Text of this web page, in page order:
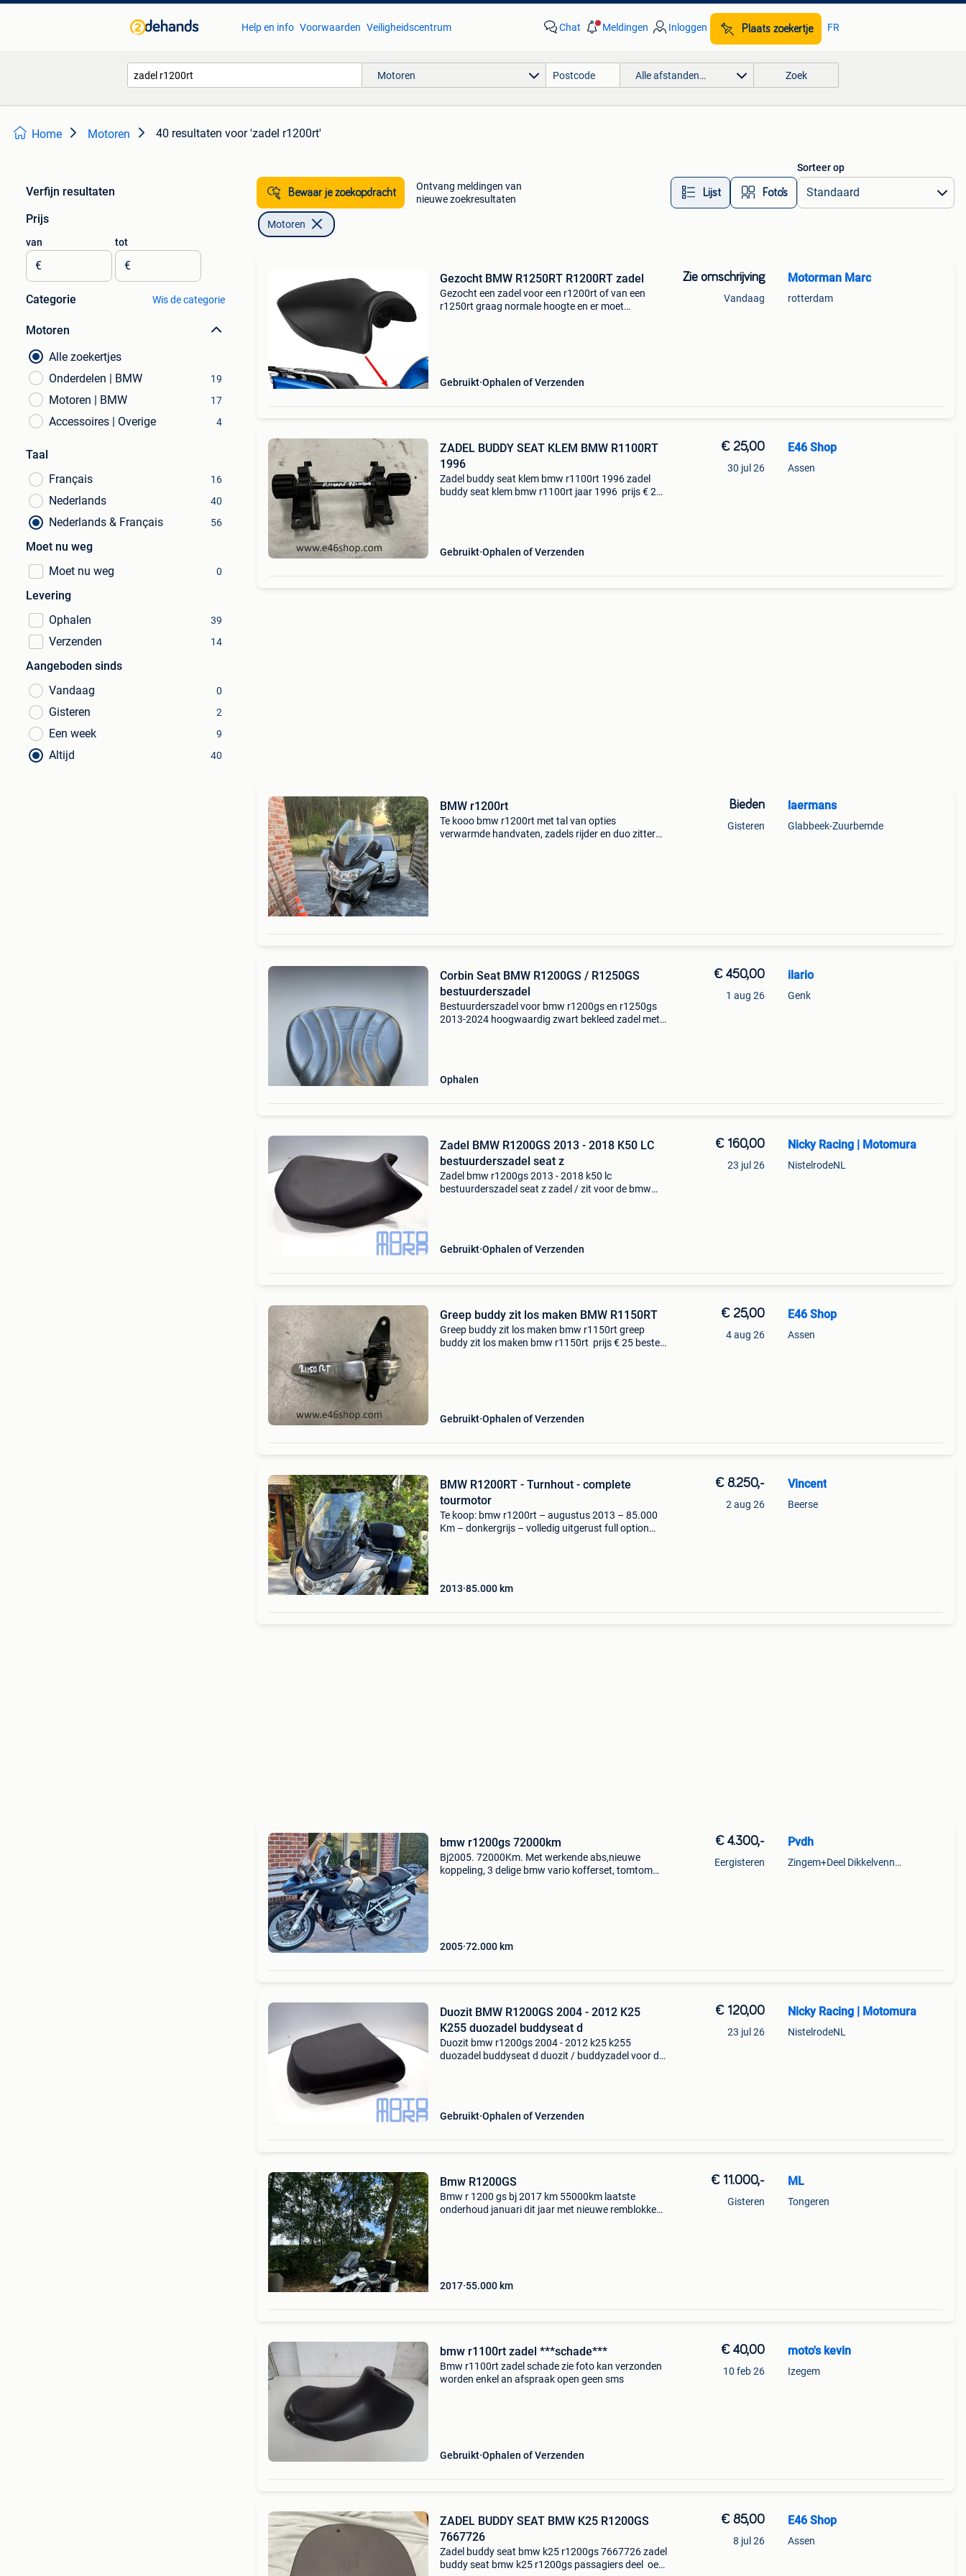
Help en info Voorwaarden Veiligheidscentrum Chat Meldingen Inloggen Plaats zoekertje FR
Motoren Alle afstanden… Zoek
Home Motoren 40 resultaten voor 'zadel r1200rt'
Verfijn resultaten
Prijs
van
€
tot
€
Categorie Wis de categorie
Motoren
Alle zoekertjes
Onderdelen | BMW
19
Motoren | BMW 17
Accessoires | Overige 4
Taal
Français
16
Nederlands 40
Nederlands & Français 56
Moet nu weg
Moet nu weg
0
Levering
Ophalen
39
Verzenden 14
Aangeboden sinds
Vandaag
0
Gisteren 2
Een week 9
Altijd 40
Bewaar je zoekopdracht
Ontvang meldingen van
nieuwe zoekresultaten
Lijst Foto’s
Sorteer op
Motoren
Gezocht BMW R1250RT R1200RT zadel
Gezocht een zadel voor een r1200rt of van een
r1250rt graag normale hoogte en er moet
Gebruikt Ophalen of Verzenden
Zie omschrijving
Vandaag
Motorman Marc
rotterdam
ZADEL BUDDY SEAT KLEM BMW R1100RT
1996
Zadel buddy seat klem bmw r1100rt 1996 zadel
buddy seat klem bmw r1100rt jaar 1996 prijs € 25
Gebruikt Ophalen of Verzenden
€ 25,00
30 jul 26
E46 Shop
Assen
BMW r1200rt
Te kooo bmw r1200rt met tal van opties
verwarmde handvaten, zadels rijder en duo zitter
Bieden
Gisteren
laermans
Glabbeek-Zuurbemde
Corbin Seat BMW R1200GS / R1250GS
bestuurderszadel
Bestuurderszadel voor bmw r1200gs en r1250gs
2013-2024 hoogwaardig zwart bekleed zadel met
Ophalen
€ 450,00
1 aug 26
ilario
Genk
Zadel BMW R1200GS 2013 - 2018 K50 LC
bestuurderszadel seat z
Zadel bmw r1200gs 2013 - 2018 k50 lc
bestuurderszadel seat z zadel / zit voor de bmw
Gebruikt Ophalen of Verzenden
€ 160,00
23 jul 26
Nicky Racing | Motomura
NistelrodeNL
Greep buddy zit los maken BMW R1150RT
Greep buddy zit los maken bmw r1150rt greep
buddy zit los maken bmw r1150rt prijs € 25 bestel
Gebruikt Ophalen of Verzenden
€ 25,00
4 aug 26
E46 Shop
Assen
BMW R1200RT - Turnhout - complete
tourmotor
Te koop: bmw r1200rt – augustus 2013 – 85.000
Km – donkergrijs – volledig uitgerust full option
2013 85.000 km
€ 8.250,-
2 aug 26
Vincent
Beerse
bmw r1200gs 72000km
Bj2005. 72000Km. Met werkende abs,nieuwe
koppeling, 3 delige bmw vario kofferset, tomtom
2005 72.000 km
€ 4.300,-
Eergisteren
Pvdh
Zingem+Deel Dikkelvenne En Nederzwalm-Hermelgem
Duozit BMW R1200GS 2004 - 2012 K25
K255 duozadel buddyseat d
Duozit bmw r1200gs 2004 - 2012 k25 k255
duozadel buddyseat d duozit / buddyzadel voor de
Gebruikt Ophalen of Verzenden
€ 120,00
23 jul 26
Nicky Racing | Motomura
NistelrodeNL
Bmw R1200GS
Bmw r 1200 gs bj 2017 km 55000km laatste
onderhoud januari dit jaar met nieuwe remblokken
2017 55.000 km
€ 11.000,-
Gisteren
ML
Tongeren
bmw r1100rt zadel ***schade***
Bmw r1100rt zadel schade zie foto kan verzonden
worden enkel an afspraak open geen sms
Gebruikt Ophalen of Verzenden
€ 40,00
10 feb 26
moto's kevin
Izegem
ZADEL BUDDY SEAT BMW K25 R1200GS
7667726
Zadel buddy seat bmw k25 r1200gs 7667726 zadel
buddy seat bmw k25 r1200gs passagiers deel oe
€ 85,00
8 jul 26
E46 Shop
Assen